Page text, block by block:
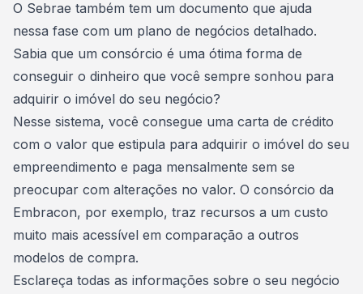
O Sebrae também tem um documento que ajuda
nessa fase com um plano de negócios detalhado.
Sabia que um consórcio é uma ótima forma de
conseguir o dinheiro que você sempre sonhou para
adquirir o imóvel do seu negócio?
Nesse sistema, você consegue uma carta de crédito
com o valor que estipula para adquirir o imóvel do seu
empreendimento e paga mensalmente sem se
preocupar com alterações no valor. O consórcio da
Embracon, por exemplo, traz recursos a um custo
muito mais acessível em comparação a outros
modelos de compra.
Esclareça todas as informações sobre o seu negócio